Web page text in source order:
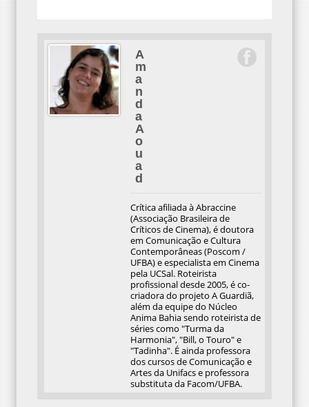
A
m
a
n
d
a
A
o
u
a
d
Crítica afiliada à Abraccine
(Associação Brasileira de
Críticos de Cinema), é doutora
em Comunicação e Cultura
Contemporâneas (Poscom /
UFBA) e especialista em Cinema
pela UCSal. Roteirista
profissional desde 2005, é co-
criadora do projeto A Guardiã,
além da equipe do Núcleo
Anima Bahia sendo roteirista de
séries como "Turma da
Harmonia", "Bill, o Touro" e
"Tadinha". É ainda professora
dos cursos de Comunicação e
Artes da Unifacs e professora
substituta da Facom/UFBA.